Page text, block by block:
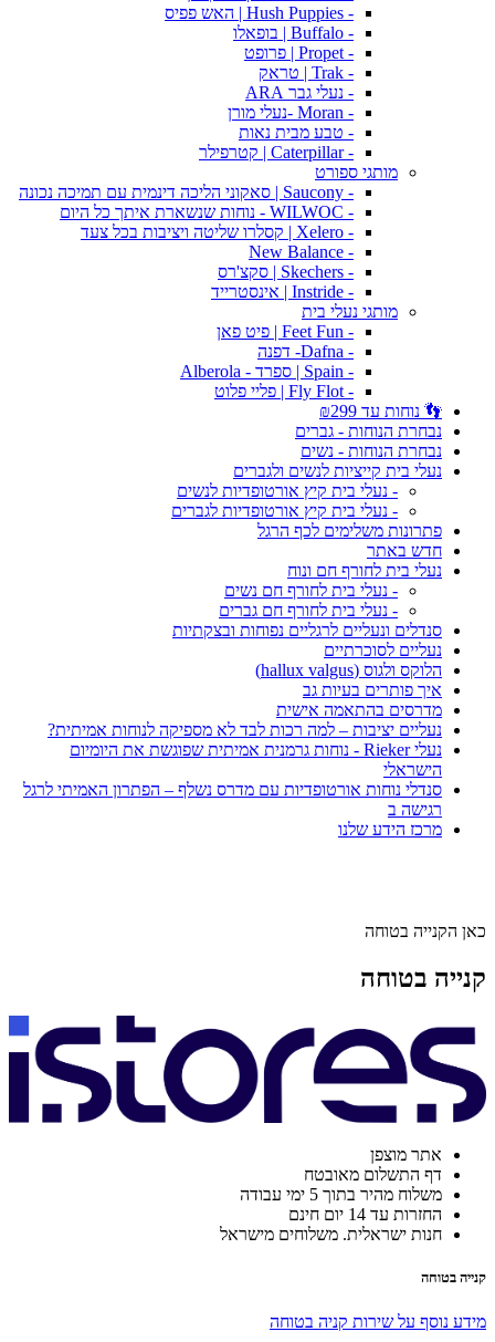
- Hush Puppies | האש פפיס
- Buffalo | בופאלו
- Propet | פרופט
- Trak | טראק
- נעלי גבר ARA
- Moran -נעלי מורן
- טבע מבית נאות
- Caterpillar | קטרפילר
מותגי ספורט
- Saucony | סאקוני הליכה דינמית עם תמיכה נכונה
- WILWOC - נוחות שנשארת איתך כל היום
- Xelero | קסלרו שליטה ויציבות בכל צעד
- New Balance
- Skechers | סקצ'רס
- Instride | אינסטרייד
מותגי נעלי בית
- Feet Fun | פיט פאן
- Dafna- דפנה
- Spain | ספרד - Alberola
- Fly Flot | פליי פלוט
👣 נוחות עד ₪299
נבחרת הנוחות - גברים
נבחרת הנוחות - נשים
נעלי בית קייציות לנשים ולגברים
- נעלי בית קיץ אורטופדיות לנשים
- נעלי בית קיץ אורטופדיות לגברים
פתרונות משלימים לכף הרגל
חדש באתר
נעלי בית לחורף חם ונוח
- נעלי בית לחורף חם נשים
- נעלי בית לחורף חם גברים
סנדלים ונעליים לרגליים נפוחות ובצקתיות
נעליים לסוכרתיים
הלוקס ולגוס (hallux valgus)
איך פותרים בעיות גב
מדרסים בהתאמה אישית
נעליים יציבות – למה רכות לבד לא מספיקה לנוחות אמיתית?
נעלי Rieker - נוחות גרמנית אמיתית שפוגשת את היומיום
הישראלי
סנדלי נוחות אורטופדיות עם מדרס נשלף – הפתרון האמיתי לרגל
רגישה ב
מרכז הידע שלנו
כאן הקנייה בטוחה
קנייה בטוחה
אתר מוצפן
דף התשלום מאובטח
משלוח מהיר בתוך 5 ימי עבודה
החזרות עד 14 יום חינם
חנות ישראלית. משלוחים מישראל
קנייה בטוחה
מידע נוסף על שירות קניה בטוחה